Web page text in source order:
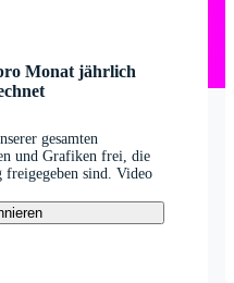
Monat jährlich
gesamten
und Grafiken frei, die
sind. Video